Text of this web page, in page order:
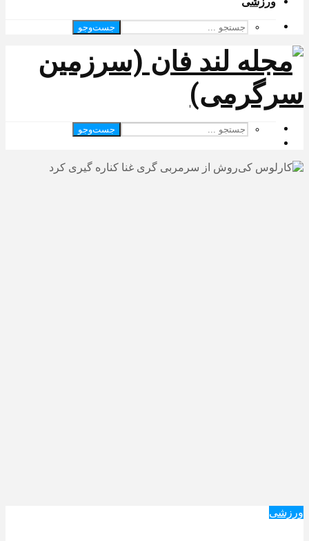
جست‌وجو
جست‌وجو
ورزشی